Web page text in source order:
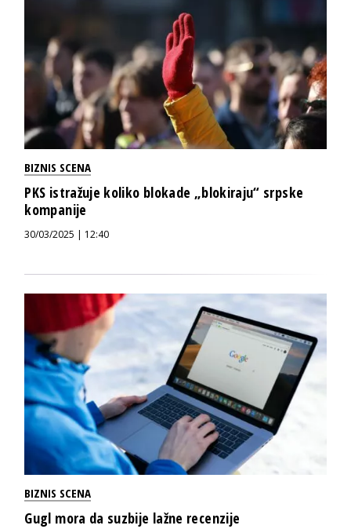
BIZNIS SCENA
PKS istražuje koliko blokade „blokiraju“ srpske
kompanije
30/03/2025 | 12:40
BIZNIS SCENA
Gugl mora da suzbije lažne recenzije